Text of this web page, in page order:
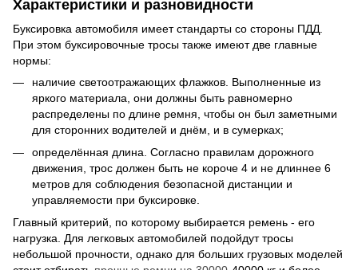
Характеристики и разновидности
Буксировка автомобиля имеет стандарты со стороны ПДД.
При этом буксировочные тросы также имеют две главные
нормы:
наличие светоотражающих флажков. Выполненные из
яркого материала, они должны быть равномерно
распределены по длине ремня, чтобы он был заметными
для сторонних водителей и днём, и в сумерках;
определённая длина. Согласно правилам дорожного
движения, трос должен быть не короче 4 и не длиннее 6
метров для соблюдения безопасной дистанции и
управляемости при буксировке.
Главный критерий, по которому выбирается ремень - его
нагрузка. Для легковых автомобилей подойдут тросы
небольшой прочности, однако для больших грузовых моделей